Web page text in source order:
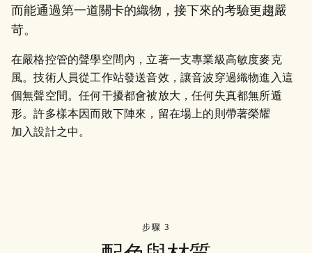
而能通過第一道關卡的織物，接下來的考驗更趨嚴
苛。
在嚴格控管的聲學空間內，立著一支專業級高敏度麥克
風。技術人員從工作站發送音效，讓音波穿過織物進入這
個無聲空間。任何干擾都會被放大，任何失真都無所遁
形。許多樣本因而敗下陣來，留在場上的則帶著榮耀
加入設計之中。
步驟 3